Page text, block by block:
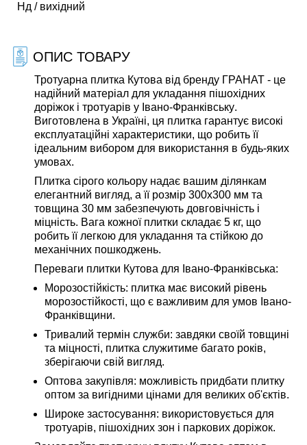
Нд / вихідний
ОПИС ТОВАРУ
Тротуарна плитка Кутова від бренду ГРАНАТ - це
надійний матеріал для укладання пішохідних
доріжок і тротуарів у Івано-Франківську.
Виготовлена в Україні, ця плитка гарантує високі
експлуатаційні характеристики, що робить її
ідеальним вибором для використання в будь-яких
умовах.
Плитка сірого кольору надає вашим ділянкам
елегантний вигляд, а її розмір 300х300 мм та
товщина 30 мм забезпечують довговічність і
міцність. Вага кожної плитки складає 5 кг, що
робить її легкою для укладання та стійкою до
механічних пошкоджень.
Переваги плитки Кутова для Івано-Франківська:
Морозостійкість: плитка має високий рівень
морозостійкості, що є важливим для умов Івано-
Франківщини.
Тривалий термін служби: завдяки своїй товщині
та міцності, плитка служитиме багато років,
зберігаючи свій вигляд.
Оптова закупівля: можливість придбати плитку
оптом за вигідними цінами для великих об'єктів.
Широке застосування: використовується для
тротуарів, пішохідних зон і паркових доріжок.